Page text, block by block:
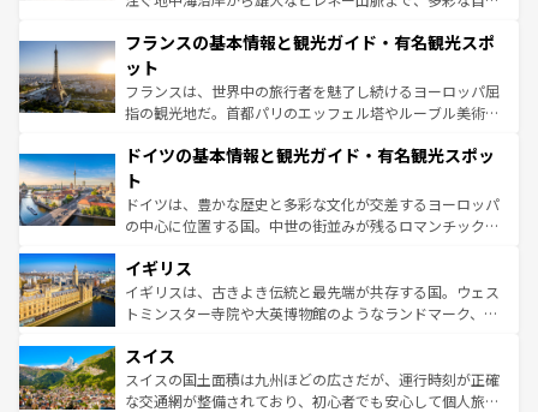
なお、新着のイタリア情報はコンテンツ一覧を参照してほ
しい。
文化が根付くこの国では、情熱的なフラメンコ、熱気あふ
れる闘牛、そして美味しいタパスが生活の一部となってい
る。首都マドリードの洗練された雰囲気や、バルセロナの
アートに溢れた街角から、地方では古代ローマ遺跡や中世
せる。地方によって風土や気候が異なるスペインはその個
ンテンツ一覧 を参照してほしい。
フランスの基本情報と観光ガイド・有名観光スポ
ット
フランスは、世界中の旅行者を魅了し続けるヨーロッパ屈
指の観光地だ。首都パリのエッフェル塔やルーブル美術館
で、幅広い魅力が詰まっている。華麗な宮殿、歴史的な大
聖堂、美しいビーチ、そして豊かな自然が、訪れる者を心
から魅了する。また、フランスは美食の国としても知ら
れ、フランス料理はユネスコ無形文化遺産にも登録されて
香り高いラベンダー畑など、多彩な楽しみ方が可能だ。さ
らに、パリ以外の地域にも魅力が溢れており、どの街角に
も豊かな歴史と文化が息づいている。パリ以外の個性あふ
を参照してほしい。
ドイツの基本情報と観光ガイド・有名観光スポッ
ト
ドイツは、豊かな歴史と多彩な文化が交差するヨーロッパ
の中心に位置する国。中世の街並みが残るロマンチック街
顔を持つこの国は、どこを歩いても飽きることがない。ベ
ルリンの文化的活気、バイエルン州のアルプスの絶景、そ
してライン川沿いのワイン畑といった風景は必見。ビール
は、お酒好きな人にはぜひ体験してほしい。 なお、新着の
ドイツ情報はコンテンツ一覧を参照してほしい。
イギリス
イギリスは、古きよき伝統と最先端が共存する国。ウェス
トミンスター寺院や大英博物館のようなランドマーク、歴
リアごとに異なる魅力がある。また、優雅なアフタヌーン
ティー、ビール好きにはたまらない英国パブ、サッカー観
戦など、本場だからこそできる体験も豊富。イギリスを旅
スイス
スイスの国土面積は九州ほどの広さだが、運行時刻が正確
な交通網が整備されており、初心者でも安心して個人旅行